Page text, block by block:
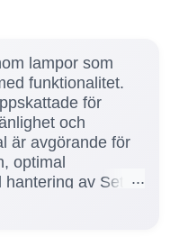
lampor som
funktionalitet.
för
och
är avgörande för
optimal
hantering av Setti+
1 manual för